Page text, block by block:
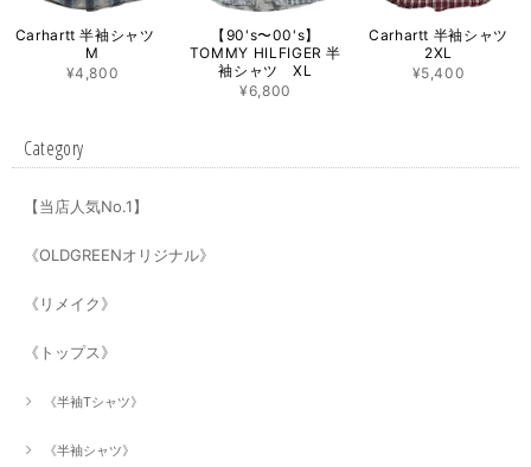
Carhartt 半袖シャツ
M
¥4,800
【90's〜00's】
TOMMY HILFIGER 半
袖シャツ XL
¥6,800
Carhartt 半袖シャツ
2XL
¥5,400
Category
【当店人気No.1】
《OLDGREENオリジナル》
《リメイク》
《トップス》
《半袖Tシャツ》
《半袖シャツ》